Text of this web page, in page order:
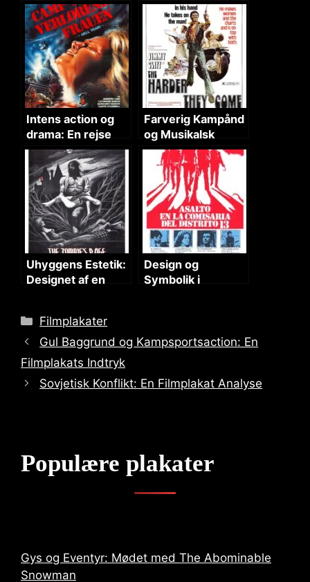
Intens action og
drama: En rejse
gennem fare
Farverig Kampånd
og Musikalsk
Drama
Uhyggens Estetik:
Designet af en
Design og
Symbolik i
Categories
Filmplakater
Gul Baggrund og Kampsportsaction: En
Filmplakats Indtryk
Sovjetisk Konflikt: En Filmplakat Analyse
Populære plakater
Gys og Eventyr: Mødet med The Abominable
Snowman